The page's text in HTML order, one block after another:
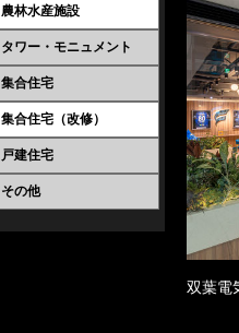
農林水産施設
タワー・モニュメント
集合住宅
集合住宅（改修）
戸建住宅
その他
双葉電